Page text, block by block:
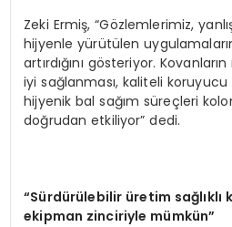
Zeki Ermiş, “Gözlemlerimiz,
hijyenle yürütülen uygulamaların
artırdığını gösteriyor.
iyi sağlanması, kaliteli
hijyenik bal sağım süreçleri koloni
doğrudan etkiliyor” dedi.
“Sürdürülebilir üretim sağlıklı
ekipman zinciriyle mümkün”